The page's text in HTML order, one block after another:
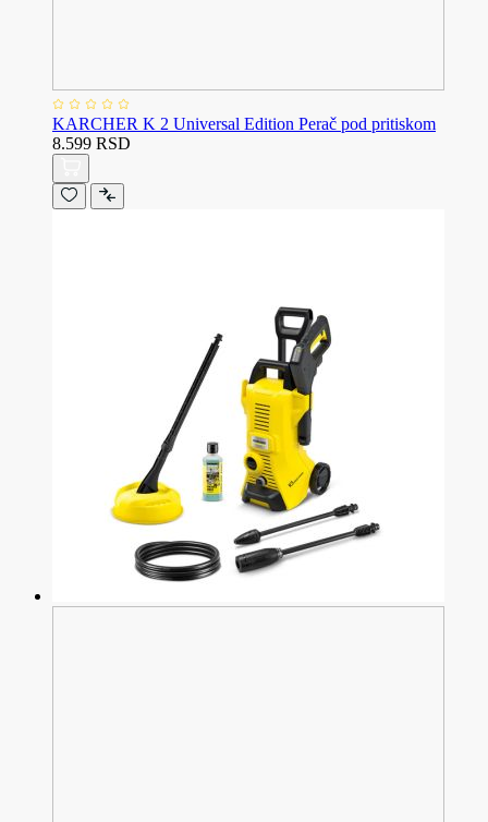
KARCHER K 2 Universal Edition Perač pod pritiskom
8.599 RSD